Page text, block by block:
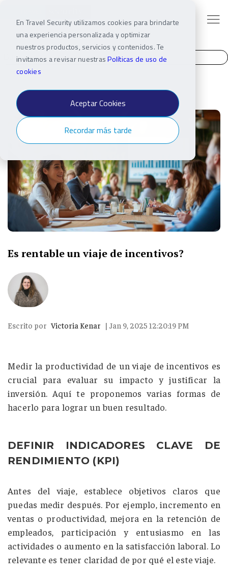
En Travel Security utilizamos cookies para brindarte
una experiencia personalizada y optimizar
nuestros productos, servicios y contenidos. Te
invitamos a revisar nuestrasPolíticas de uso de
cookies
Aceptar Cookies
Recordar más tarde
Es rentable un viaje de incentivos?
Escrito por Victoria Kenar | Jan 9, 2025 12:20:19 PM
Medir la productividad de un viaje de incentivos es
crucial para evaluar su impacto y justificar la
inversión. Aquí te proponemos varias formas de
hacerlo para lograr un buen resultado.
DEFINIR INDICADORES CLAVE DE
RENDIMIENTO (KPI)
Antes del viaje, establece objetivos claros que
puedas medir después. Por ejemplo, incremento en
ventas o productividad, mejora en la retención de
empleados, participación y entusiasmo en las
actividades o aumento en la satisfacción laboral. Lo
relevante es tener claridad de por qué el este viaje.